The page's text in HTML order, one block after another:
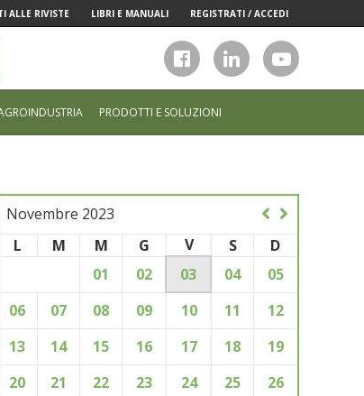
ALLE RIVISTE LIBRI E MANUALI REGISTRATI / ACCEDI
PRODOTTI E SOLUZIONI
Novembre 2023
L
M M G V S
D
01
02 03 04
05
06
07 08 09 10 11
12
13
14 15 16 17 18
19
20
21 22 23 24 25
26